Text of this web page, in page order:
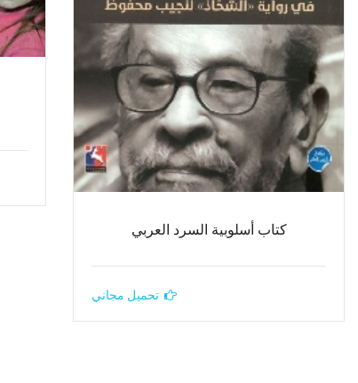
كتاب أسلوبية السرد العربي
تحميل مجاني